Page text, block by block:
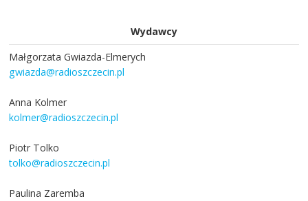
Wydawcy
Małgorzata Gwiazda-Elmerych
gwiazda@radioszczecin.pl
Anna Kolmer
kolmer@radioszczecin.pl
Piotr Tolko
tolko@radioszczecin.pl
Paulina Zaremba